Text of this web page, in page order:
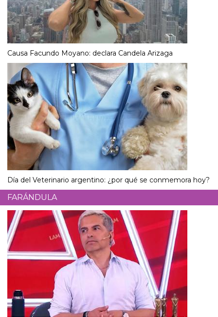
Causa Facundo Moyano: declara Candela Arizaga
Día del Veterinario argentino: ¿por qué se conmemora hoy?
FARÁNDULA